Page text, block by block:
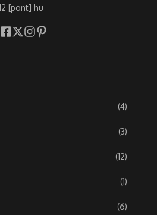
[pont] hu
(4)
(3)
(12)
(1)
(6)